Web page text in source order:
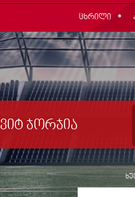
ცხრილი
ვიტ ჯორჯია